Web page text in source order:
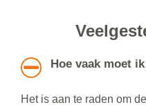
Hoe vaak moet
Het is aan te raden om